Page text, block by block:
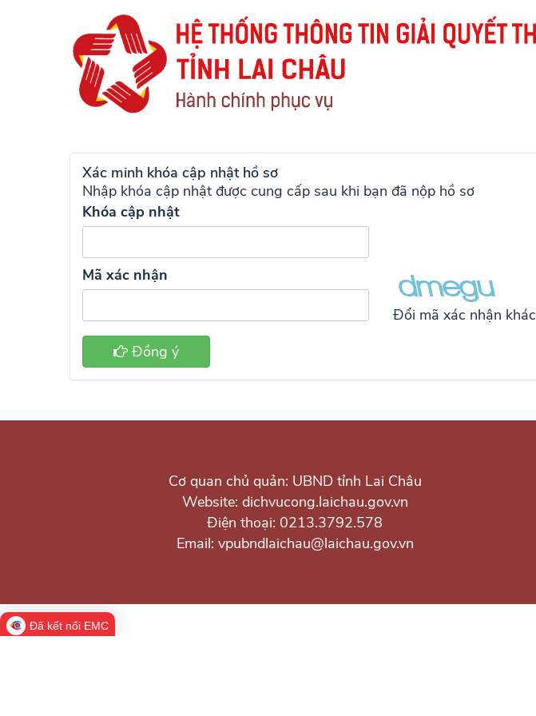
Xác minh khóa cập nhật hồ sơ
Nhập khóa cập nhật được cung cấp sau khi bạn đã nộp hồ sơ
Khóa cập nhật
Mã xác nhận
Đổi mã xác nhận khác
Đồng ý
Cơ quan chủ quản: UBND tỉnh Lai Châu
Website: dichvucong.laichau.gov.vn
Điện thoại: 0213.3792.578
Email: vpubndlaichau@laichau.gov.vn
Đã kết nối EMC